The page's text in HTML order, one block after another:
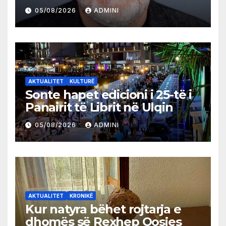
05/08/2026 ADMINI
AKTUALITET KULTURË
Sonte hapet edicioni i 25-të i
Panairit të Librit në Ulqin
05/08/2026 ADMINI
AKTUALITET KRONIKË
Kur natyra bëhet rojtarja e
dhomës së Rexhep Qosjes